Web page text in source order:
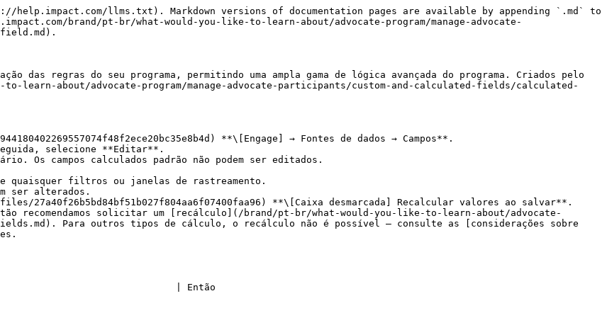
llms.txt). Markdown versions of documentation pages are available by appending `.md` to
brand/pt-br/what-would-you-like-to-learn-about/advocate-program/manage-advocate-
das regras do seu programa, permitindo uma ampla gama de lógica avançada do programa. Criados pelo
learn-about/advocate-program/manage-advocate-participants/custom-and-calculated-fields/calculated-
**\[Engage] → Fontes de dados → Campos**.
selecione **Editar**.
27a40f26b5bd84bf51b027f804aa6f07400faa96) **\[Caixa desmarcada] Recalcular valores ao salvar**.
fields.md). Para outros tipos de cálculo, o recálculo não é possível — consulte as [considerações sobre
| Então